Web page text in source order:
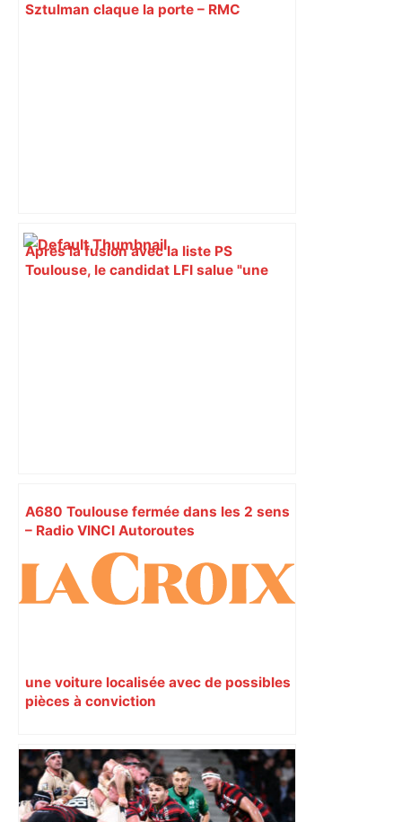
Sztulman claque la porte – RMC
Après la fusion avec la liste PS
Toulouse, le candidat LFI salue "une
A680 Toulouse fermée dans les 2 sens
– Radio VINCI Autoroutes
une voiture localisée avec de possibles
pièces à conviction